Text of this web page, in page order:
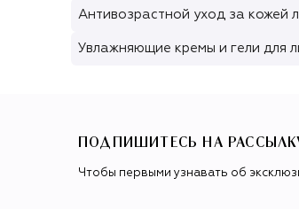
Антивозрастной уход за кожей
Увлажняющие кремы и гели для
ПОДПИШИТЕСЬ НА
Чтобы первыми узнавать об